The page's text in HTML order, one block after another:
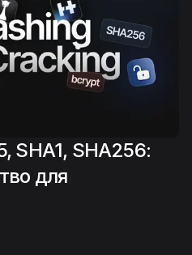
SHA1, SHA256:
для